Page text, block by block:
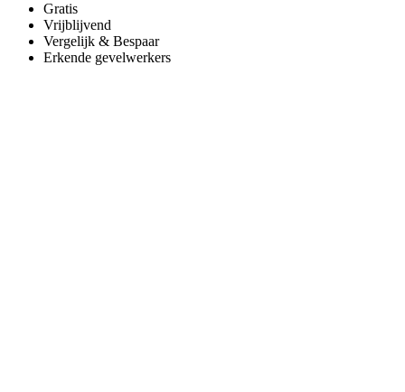
Gratis
Vrijblijvend
Vergelijk & Bespaar
Erkende gevelwerkers